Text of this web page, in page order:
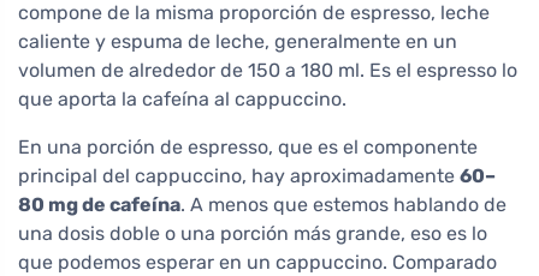
compone de la misma proporción de espresso, leche
caliente y espuma de leche, generalmente en un
volumen de alrededor de 150 a 180 ml. Es el espresso lo
que aporta la cafeína al cappuccino.
En una porción de espresso, que es el componente
principal del cappuccino, hay aproximadamente 60–
80 mg de cafeína. A menos que estemos hablando de
una dosis doble o una porción más grande, eso es lo
que podemos esperar en un cappuccino. Comparado